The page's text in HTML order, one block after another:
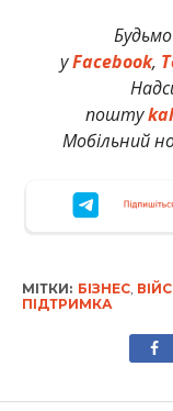
уFacebook,
пошту
Мобільний
МІТКИ: БІЗНЕС,
ПІДТРИМКА